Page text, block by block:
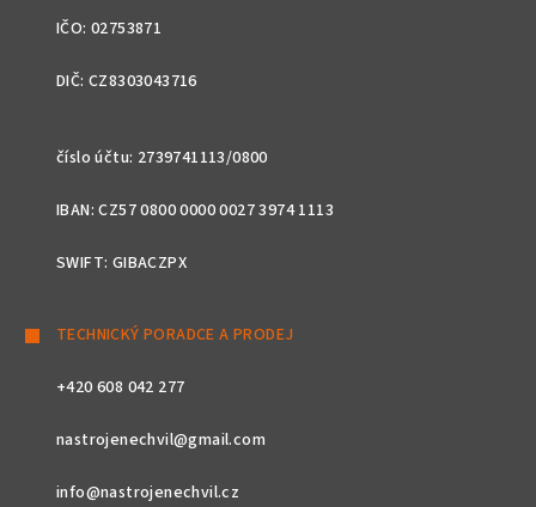
IČO: 02753871
DIČ: CZ8303043716
číslo účtu: 2739741113/0800
IBAN: CZ57 0800 0000 0027 3974 1113
SWIFT: GIBACZPX
TECHNICKÝ PORADCE A PRODEJ
+420 608 042 277
nastrojenechvil@gmail.com
info@nastrojenechvil.cz